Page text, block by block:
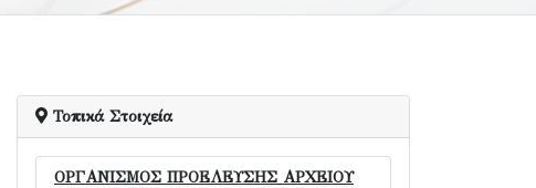
Τοπικά Στοιχεία
ΟΡΓΑΝΙΣΜΟΣ ΠΡΟΕΛΕΥΣΗΣ ΑΡΧΕΙΟΥ